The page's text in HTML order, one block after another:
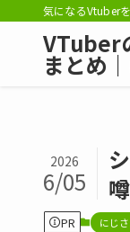
気になるVtuber
VTuber
まとめ
2026
6/05
PR にじ